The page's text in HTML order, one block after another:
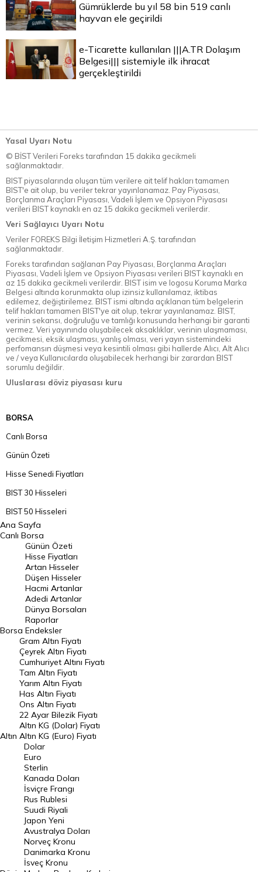
Gümrüklerde bu yıl 58 bin 519 canlı
hayvan ele geçirildi
e-Ticarette kullanılan |||A.TR Dolaşım
Belgesi||| sistemiyle ilk ihracat
gerçekleştirildi
Yasal Uyarı Notu
© BİST Verileri Foreks tarafından 15 dakika gecikmeli
sağlanmaktadır.
BIST piyasalarında oluşan tüm verilere ait telif hakları tamamen
BIST'e ait olup, bu veriler tekrar yayınlanamaz. Pay Piyasası,
Borçlanma Araçları Piyasası, Vadeli İşlem ve Opsiyon Piyasası
verileri BIST kaynaklı en az 15 dakika gecikmeli verilerdir.
Veri Sağlayıcı Uyarı Notu
Veriler FOREKS Bilgi İletişim Hizmetleri A.Ş. tarafından
sağlanmaktadır.
Foreks tarafından sağlanan Pay Piyasası, Borçlanma Araçları
Piyasası, Vadeli İşlem ve Opsiyon Piyasası verileri BIST kaynaklı en
az 15 dakika gecikmeli verilerdir. BIST isim ve logosu Koruma Marka
Belgesi altında korunmakta olup izinsiz kullanılamaz, iktibas
edilemez, değiştirilemez. BIST ismi altında açıklanan tüm belgelerin
telif hakları tamamen BIST'ye ait olup, tekrar yayınlanamaz. BIST,
verinin sekansı, doğruluğu ve tamlığı konusunda herhangi bir garanti
vermez. Veri yayınında oluşabilecek aksaklıklar, verinin ulaşmaması,
gecikmesi, eksik ulaşması, yanlış olması, veri yayın sistemindeki
perfomansın düşmesi veya kesintili olması gibi hallerde Alıcı, Alt Alıcı
ve / veya Kullanıcılarda oluşabilecek herhangi bir zarardan BIST
sorumlu değildir.
Uluslarası döviz piyasası kuru
BORSA
Canlı Borsa
Günün Özeti
Hisse Senedi Fiyatları
BIST 30 Hisseleri
BIST 50 Hisseleri
BIST 100 Hisseleri
En Çok Artan Hisseler
En Çok Düşen Hisseler
Hacmi Artanlar
Geçmiş Kapanışlar
Dünya Borsaları
Raporlar
Endeksler
DÖVİZ
Döviz Kuru
Dolar Kuru
Euro Kuru
Pound Kuru
Frank Kuru
Riyal Kuru
Avustralya Doları
Danimarka Kronu Kuru
Kanada Doları Kuru
Ana Sayfa
Canlı Borsa
Borsa
Günün Özeti
Hisse Fiyatları
Artan Hisseler
Düşen Hisseler
Hacmi Artanlar
Adedi Artanlar
Dünya Borsaları
Raporlar
Endeksler
Altın
Gram Altın Fiyatı
Çeyrek Altın Fiyatı
Cumhuriyet Altını Fiyatı
Tam Altın Fiyatı
Yarım Altın Fiyatı
Has Altın Fiyatı
Ons Altın Fiyatı
22 Ayar Bilezik Fiyatı
Altın KG (Dolar) Fiyatı
Altın KG (Euro) Fiyatı
Dolar
Euro
Sterlin
Kanada Doları
İsviçre Frangı
Rus Rublesi
Suudi Riyali
Japon Yeni
Avustralya Doları
Norveç Kronu
Danimarka Kronu
İsveç Kronu